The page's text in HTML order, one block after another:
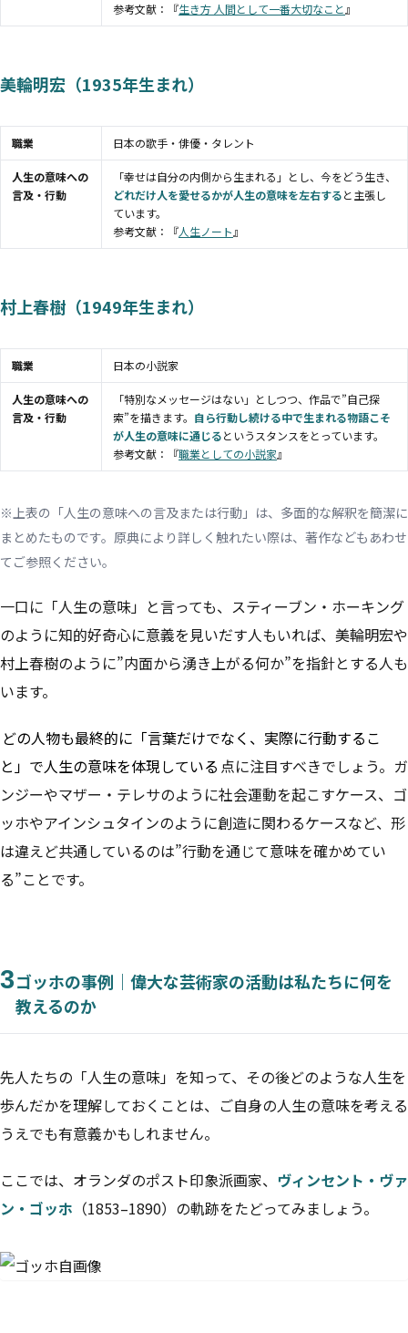
参考文献：『生き方 人間として一番大切なこと』
美輪明宏（1935年生まれ）
職業 日本の歌手・俳優・タレント
人生の意味への
言及・行動
「幸せは自分の内側から生まれる」とし、今をどう生き、
どれだけ人を愛せるかが人生の意味を左右すると主張し
ています。
参考文献：『人生ノート』
村上春樹（1949年生まれ）
職業 日本の小説家
人生の意味への
言及・行動
「特別なメッセージはない」としつつ、作品で”自己探
索”を描きます。 自ら行動し続ける中で生まれる物語こそ
が人生の意味に通じるというスタンスをとっています。
参考文献：『職業としての小説家』
※上表の「人生の意味への言及または行動」は、多面的な解釈を簡潔に
まとめたものです。原典により詳しく触れたい際は、著作などもあわせ
てご参照ください。
一口に「人生の意味」と言っても、スティーブン・ホーキング
のように知的好奇心に意義を見いだす人もいれば、美輪明宏や
村上春樹のように”内面から湧き上がる何か”を指針とする人も
います。
どの人物も最終的に「言葉だけでなく、実際に行動するこ
と」で人生の意味を体現している 点に注目すべきでしょう。ガ
ンジーやマザー・テレサのように社会運動を起こすケース、ゴ
ッホやアインシュタインのように創造に関わるケースなど、形
は違えど共通しているのは”行動を通じて意味を確かめてい
る”ことです。
3ゴッホの事例｜偉大な芸術家の活動は私たちに何を
教えるのか
先人たちの「人生の意味」を知って、その後どのような人生を
歩んだかを理解しておくことは、ご自身の人生の意味を考える
うえでも有意義かもしれません。
ここでは、オランダのポスト印象派画家、 ヴィンセント・ヴァ
ン・ゴッホ （1853–1890）の軌跡をたどってみましょう。